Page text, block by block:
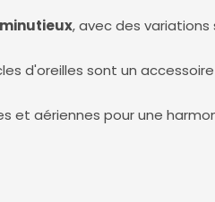
, avec des
d'oreilles sont un
et aériennes pour une